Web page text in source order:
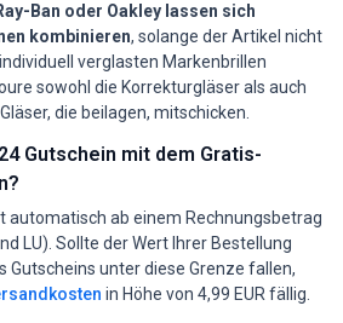
Ban oder Oakley lassen sich
kombinieren, solange der Artikel nicht
verglasten Markenbrillen
sowohl die Korrekturgläser als auch
die beilagen, mitschicken.
Gutschein mit dem Gratis-
automatisch ab einem Rechnungsbetrag
LU). Sollte der Wert Ihrer Bestellung
Gutscheins unter diese Grenze fallen,
in Höhe von 4,99 EUR fällig.